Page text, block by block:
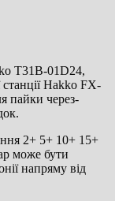
T31B-01D24,
станції Hakko FX-
пайки через-
2+ 5+ 10+ 15+
може бути
напряму від